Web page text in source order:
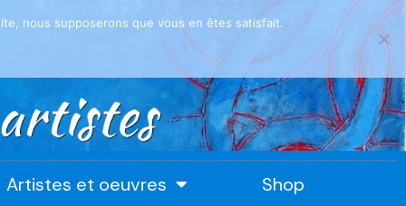
Artistes et oeuvres Shop
nous supposerons que vous en êtes satisfait.